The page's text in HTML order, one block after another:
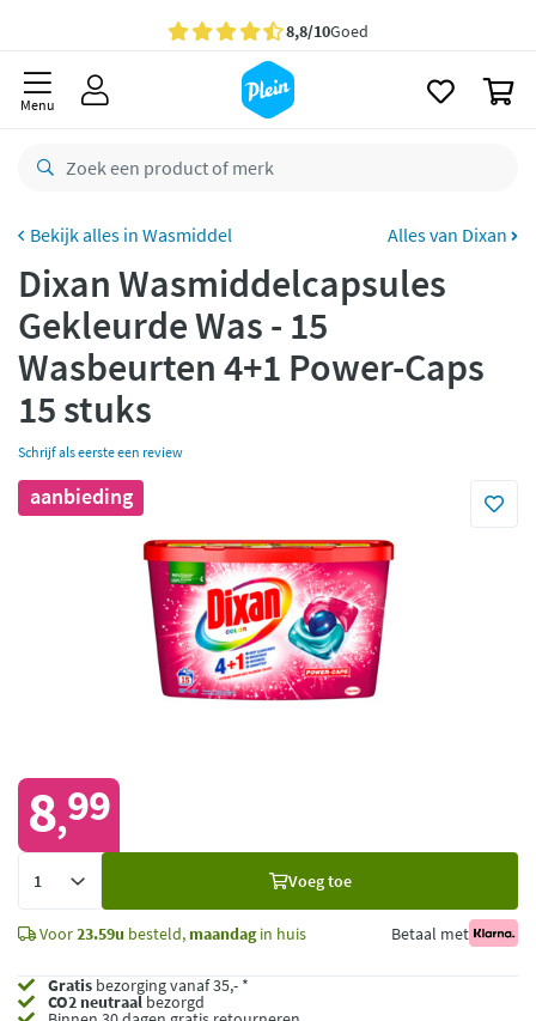
Gratisbezorging vanaf 35,- *
besteld,maandag
retourneren
CO2 neutraal
Betaal met Klarna
Menu
Wasmiddel Alles van Dixan
Dixan Wasmiddelcapsules
Gekleurde Was - 15
Wasbeurten 4+1 Power-Caps
15 stuks
Schrijf als eerste een review
aanbieding
8,99
Voeg toe
Voor23.59u besteld, maandagin huis Betaal met
Gratis bezorging vanaf 35,- *
CO2 neutraalbezorgd